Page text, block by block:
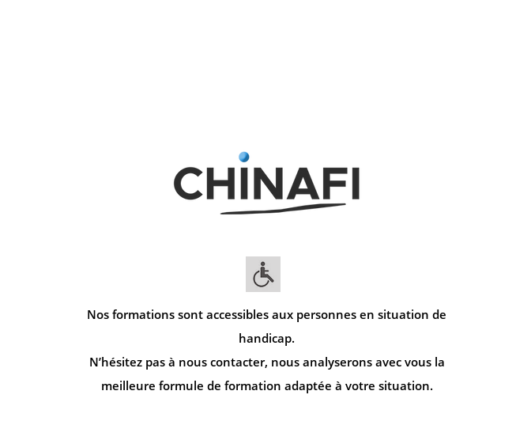
Nos formations sont accessibles aux personnes en situation de
handicap.
N’hésitez pas à nous contacter, nous analyserons avec vous la
meilleure formule de formation adaptée à votre situation.